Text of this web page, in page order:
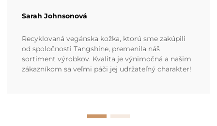
Sarah Johnsonová
Recyklovaná vegánska kožka, ktorú sme zakúpili
od spoločnosti Tangshine, premenila náš
sortiment výrobkov. Kvalita je výnimočná a našim
zákazníkom sa veľmi páči jej udržateľný charakter!